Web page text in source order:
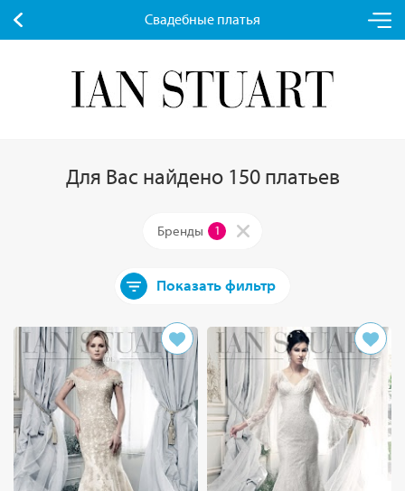
Свадебные платья
Для Вас найдено 150 платьев
Бренды 1
Показать фильтр